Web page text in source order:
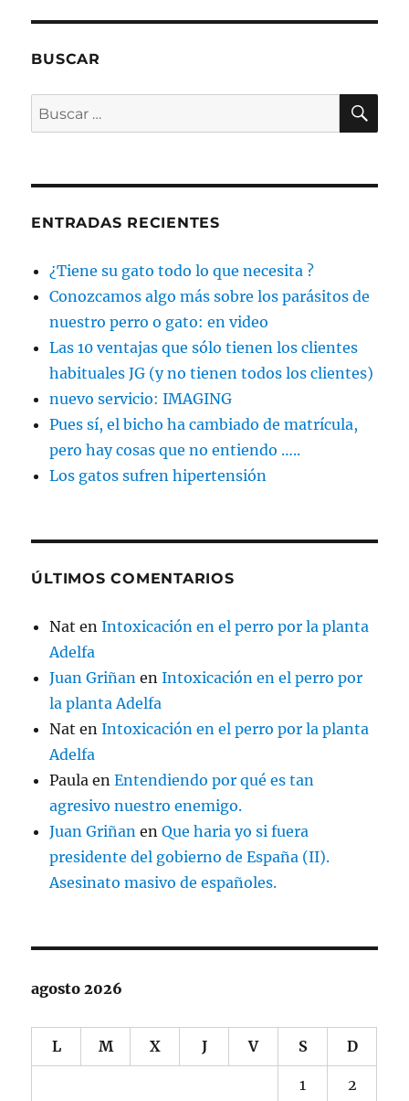
BUSCAR
Buscar
por:
ENTRADAS RECIENTES
¿Tiene su gato todo lo que necesita ?
Conozcamos algo más sobre los parásitos de
nuestro perro o gato: en video
Las 10 ventajas que sólo tienen los clientes
habituales JG (y no tienen todos los clientes)
nuevo servicio: IMAGING
Pues sí, el bicho ha cambiado de matrícula,
pero hay cosas que no entiendo …..
Los gatos sufren hipertensión
ÚLTIMOS COMENTARIOS
Nat enIntoxicación en el perro por la planta
Adelfa
Juan Griñan enIntoxicación en el perro por
la planta Adelfa
Nat enIntoxicación en el perro por la planta
Adelfa
Paula enEntendiendo por qué es tan
agresivo nuestro enemigo.
Juan Griñan enQue haria yo si fuera
presidente del gobierno de España (II).
Asesinato masivo de españoles.
agosto 2026
L M X J V S D
1 2